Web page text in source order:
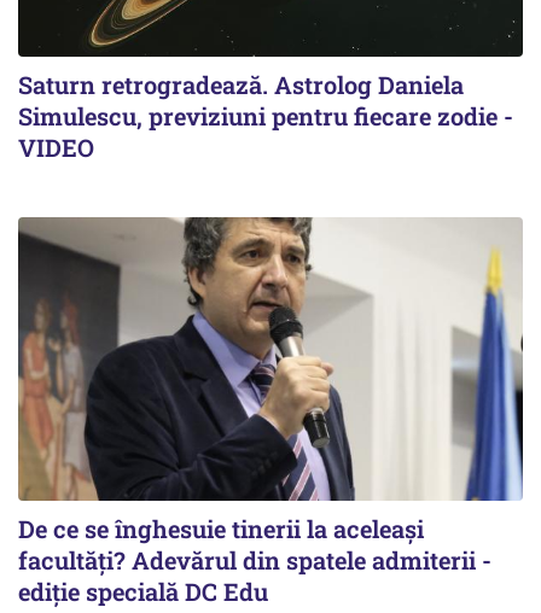
Saturn retrogradează. Astrolog Daniela
Simulescu, previziuni pentru fiecare zodie -
VIDEO
De ce se înghesuie tinerii la aceleași
facultăți? Adevărul din spatele admiterii -
ediție specială DC Edu